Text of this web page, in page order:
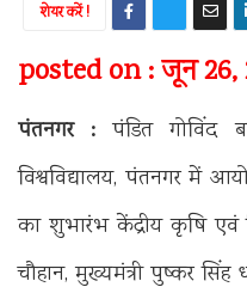
शेयर करें !
posted on : जून 26,
पंतनगर : पंडित गोविंद
विश्वविद्यालय, पंतनगर में
का शुभारंभ केंद्रीय कृषि एवं
चौहान, मुख्यमंत्री पुष्कर